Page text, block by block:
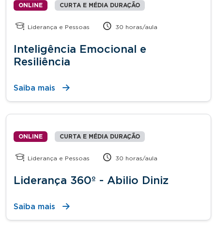
ONLINE CURTA E MÉDIA DURAÇÃO
Liderança e Pessoas 30 horas/aula
Inteligência Emocional e
Resiliência
Saiba mais
ONLINE CURTA E MÉDIA DURAÇÃO
Liderança e Pessoas 30 horas/aula
Liderança 360º - Abilio Diniz
Saiba mais